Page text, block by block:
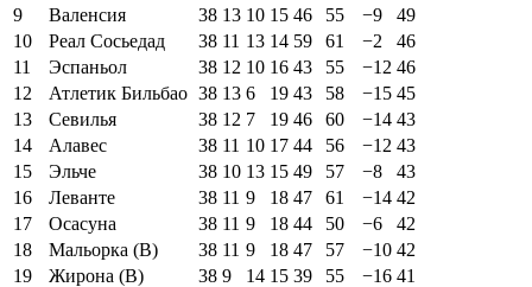
9
Валенсия 38 13 10 15 46 55 −9
49
10
Реал Сосьедад 38 11 13 14 59 61 −2
46
11
Эспаньол 38 12 10 16 43 55 −12 46
12
Атлетик Бильбао 38 13 6 19 43 58 −15 45
13
Севилья 38 12 7 19 46 60 −14 43
14
Алавес 38 11 10 17 44 56 −12 43
15
Эльче 38 10 13 15 49 57 −8
43
16
Леванте 38 11 9 18 47 61 −14 42
17
Осасуна 38 11 9 18 44 50 −6
42
18
Мальорка (В) 38 11 9 18 47 57 −10 42
19
Жирона (В) 38 9 14 15 39 55 −16 41